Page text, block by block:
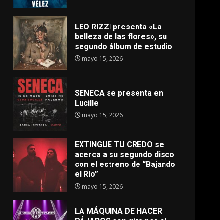
LEO RIZZI presenta «La
belleza de las flores», su
segundo álbum de estudio
mayo 15, 2026
SENECA se presenta en
Lucille
mayo 15, 2026
EXTINGUE TU CREDO se
acerca a su segundo disco
con el estreno de “Bajando
el Río”
mayo 15, 2026
LA MÁQUINA DE HACER